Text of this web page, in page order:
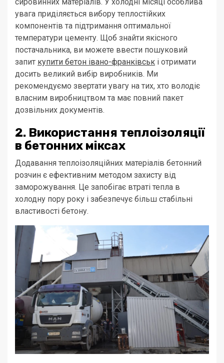
увага приділяється вибору теплостійких
компонентів та підтримання оптимальної
температури цементу. Щоб знайти якісного
постачальника, ви можете ввести пошуковий
запит купити бетон івано-франківськ і отримати
досить великий вибір виробників. Ми
рекомендуємо звертати увагу на тих, хто володіє
власним виробництвом та має повний пакет
дозвільних документів.
2. Використання теплоізоляції
в бетонних міксах
Додавання теплоізоляційних матеріалів бетонний
розчин є ефективним методом захисту від
заморожування. Це запобігає втраті тепла в
холодну пору року і забезпечує більш стабільні
властивості бетону.